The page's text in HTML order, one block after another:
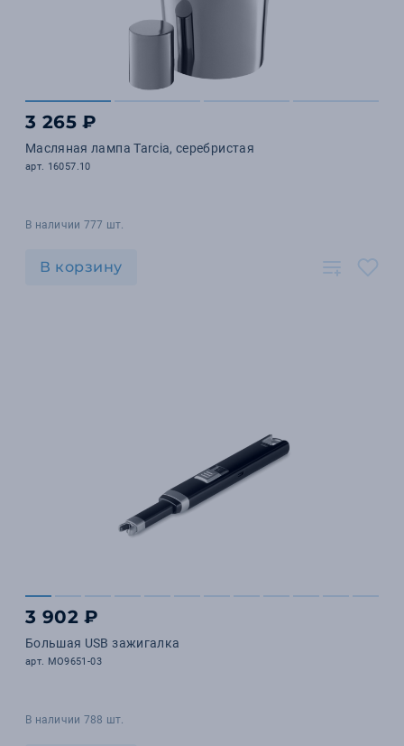
3 265 ₽
Масляная лампа Tarcia, серебристая
арт. 16057.10
В наличии 777 шт.
В корзину
3 902 ₽
Большая USB зажигалка
арт. MO9651-03
В наличии 788 шт.